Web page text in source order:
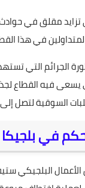
مقلق في
في هذا
التي
فيه القطاع
السوقية لتصل
في بلجيكا
زوجة رجل الأعمال